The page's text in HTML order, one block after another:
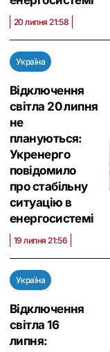
20 липня 21:58
Україна
Відключення
світла 20 липня
не
плануються:
Укренерго
повідомило
про стабільну
ситуацію в
енергосистемі
19 липня 21:56
Україна
Відключення
світла 16
липня: